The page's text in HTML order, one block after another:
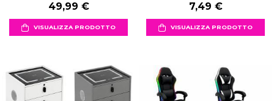
49,99 €
VISUALIZZA PRODOTTO
7,49 €
VISUALIZZA PRODOTTO